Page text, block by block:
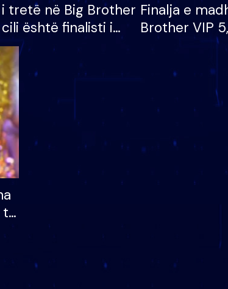
tretë në Big Brother
cili është finalisti i
që lë shtëpinë
Finalja e
Brother VIP
banori i
dhe humb
të fituar
të